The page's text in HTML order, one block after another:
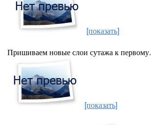
[показать]
Пришиваем новые слои сутажа к первому.
[показать]